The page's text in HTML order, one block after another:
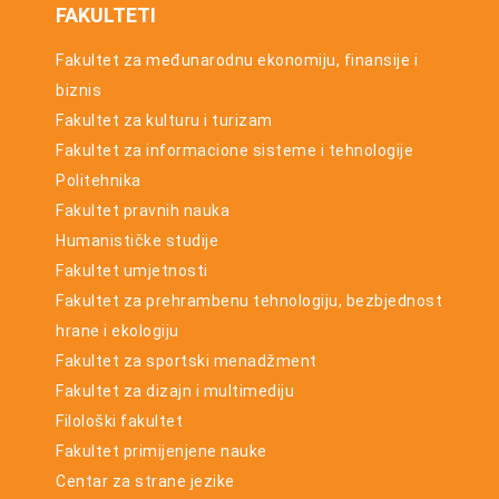
FAKULTETI
Fakultet za međunarodnu ekonomiju, finansije i
biznis
Fakultet za kulturu i turizam
Fakultet za informacione sisteme i tehnologije
Politehnika
Fakultet pravnih nauka
Humanističke studije
Fakultet umjetnosti
Fakultet za prehrambenu tehnologiju, bezbjednost
hrane i ekologiju
Fakultet za sportski menadžment
Fakultet za dizajn i multimediju
Filološki fakultet
Fakultet primijenjene nauke
Centar za strane jezike